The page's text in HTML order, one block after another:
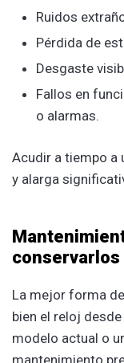
Ruidos
Pérdida de
Desgaste
Fallos en
o alarmas.
Acudir a tiempo a
y alarga
conservarlos
La mejor forma
bien el reloj
modelo actual o
mantenimiento